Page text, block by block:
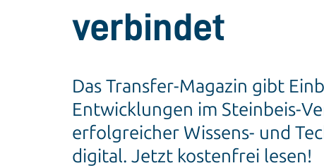
verbindet
Das Transfer-Magazin gibt
Entwicklungen im Steinbeis-
erfolgreicher Wissens- und
digital. Jetzt kostenfrei lesen!